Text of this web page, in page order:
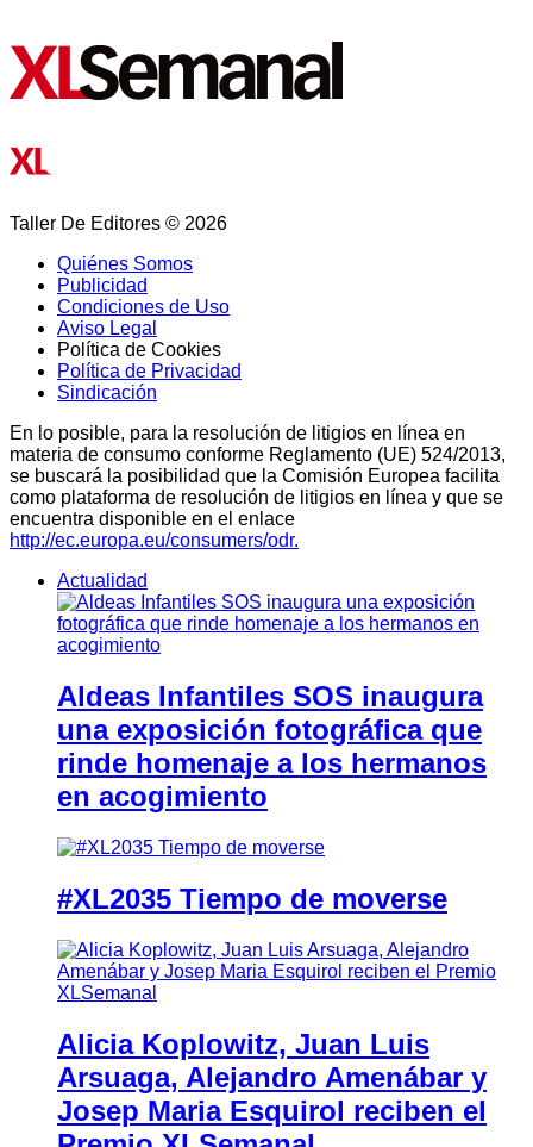
Taller De Editores © 2026
Quiénes Somos
Publicidad
Condiciones de Uso
Aviso Legal
Política de Cookies
Política de Privacidad
Sindicación
En lo posible, para la resolución de litigios en línea en
materia de consumo conforme Reglamento (UE) 524/2013,
se buscará la posibilidad que la Comisión Europea facilita
como plataforma de resolución de litigios en línea y que se
encuentra disponible en el enlace
http://ec.europa.eu/consumers/odr.
Actualidad
Aldeas Infantiles SOS inaugura
una exposición fotográfica que
rinde homenaje a los hermanos
en acogimiento
#XL2035 Tiempo de moverse
Alicia Koplowitz, Juan Luis
Arsuaga, Alejandro Amenábar y
Josep Maria Esquirol reciben el